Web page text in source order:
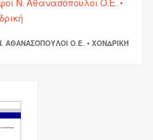
Ν. ΑΘΑΝΑΣΌΠΟΥΛΟΙ Ο.Ε. • ΧΟΝΔΡΙΚΉ